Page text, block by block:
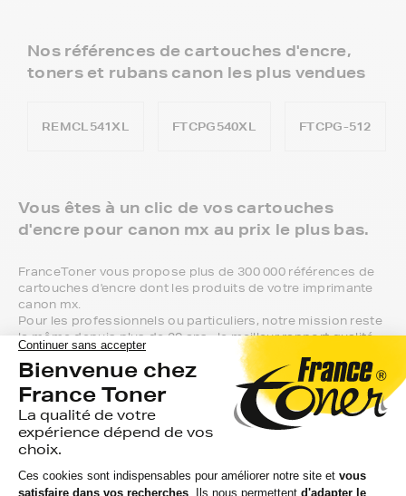
Nos références de cartouches d'encre,
toners et rubans canon les plus vendues
REMCL541XL FTCPG540XL FTCPG-512
Vous êtes à un clic de vos cartouches
d'encre pour canon mx au prix le plus bas.
FranceToner vous propose plus de 300 000 références de
cartouches d'encre dont les produits de votre imprimante
canon mx.
Pour les professionnels ou particuliers, notre mission reste
la même depuis plus de 20 ans : le meilleur rapport qualité
prix sur l'ensemble des références canon mx.
Vous aurez la possibilité de choisir entre 3
niveaux de gamme pour vos cartouches
d'encre canon mx :
Marque FranceToner : on vous offre la livraison en point